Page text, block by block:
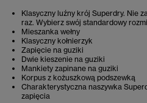
Klasyczny luźny krój Superdry. Nie
raz. Wybierz swój standardowy
Mieszanka wełny
Klasyczny kołnierzyk
Zapięcie na guziki
Dwie kieszenie na guziki
Mankiety zapinane na guziki
Korpus z kożuszkową podszewką
Charakterystyczna naszywka
zapięcia